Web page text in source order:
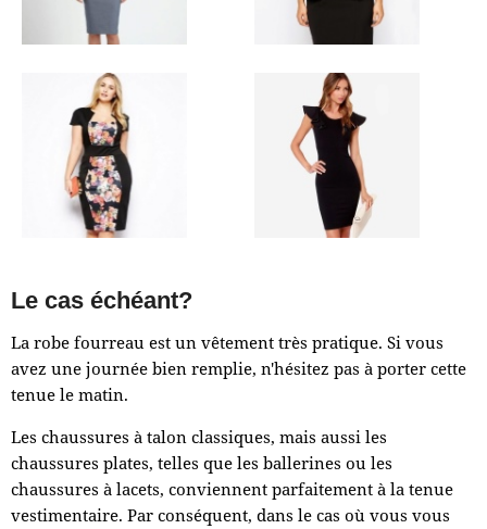
Le cas échéant?
La robe fourreau est un vêtement très pratique. Si vous
avez une journée bien remplie, n'hésitez pas à porter cette
tenue le matin.
Les chaussures à talon classiques, mais aussi les
chaussures plates, telles que les ballerines ou les
chaussures à lacets, conviennent parfaitement à la tenue
vestimentaire. Par conséquent, dans le cas où vous vous